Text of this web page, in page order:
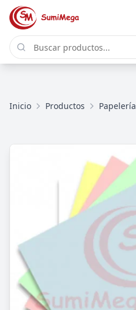
Inicio Productos Papelería